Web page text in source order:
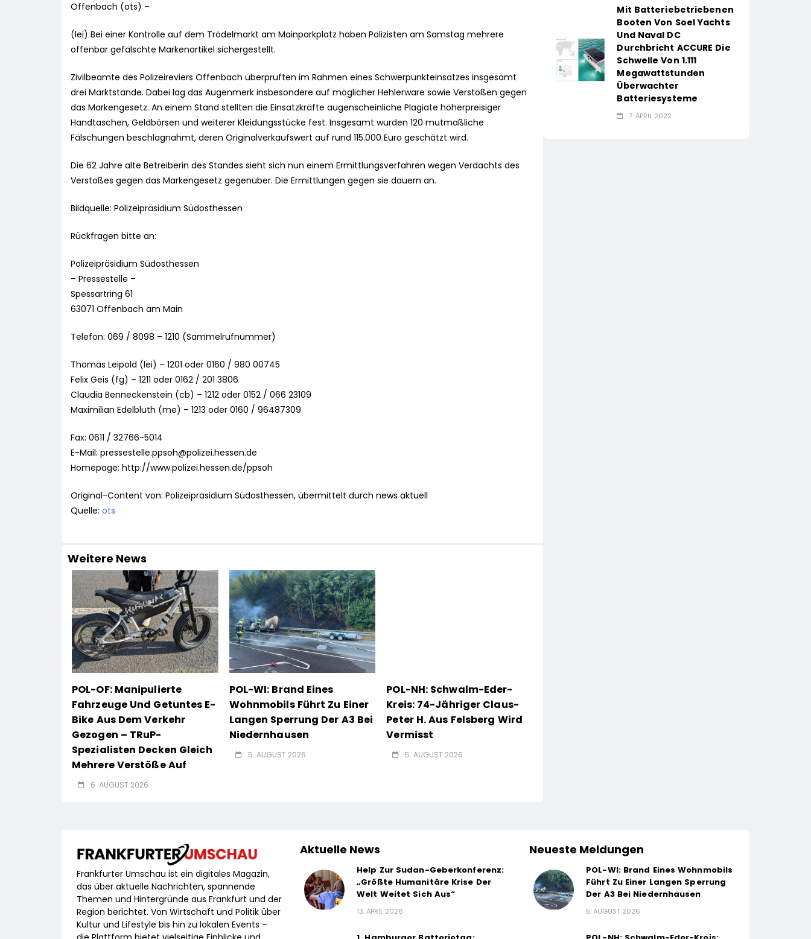
Offenbach (ots) –
(lei) Bei einer Kontrolle auf dem Trödelmarkt am Mainparkplatz haben Polizisten am Samstag mehrere
offenbar gefälschte Markenartikel sichergestellt.
Zivilbeamte des Polizeireviers Offenbach überprüften im Rahmen eines Schwerpunkteinsatzes insgesamt
drei Marktstände. Dabei lag das Augenmerk insbesondere auf möglicher Hehlerware sowie Verstößen gegen
das Markengesetz. An einem Stand stellten die Einsatzkräfte augenscheinliche Plagiate höherpreisiger
Handtaschen, Geldbörsen und weiterer Kleidungsstücke fest. Insgesamt wurden 120 mutmaßliche
Fälschungen beschlagnahmt, deren Originalverkaufswert auf rund 115.000 Euro geschätzt wird.
Die 62 Jahre alte Betreiberin des Standes sieht sich nun einem Ermittlungsverfahren wegen Verdachts des
Verstoßes gegen das Markengesetz gegenüber. Die Ermittlungen gegen sie dauern an.
Bildquelle: Polizeipräsidium Südosthessen
Rückfragen bitte an:
Polizeipräsidium Südosthessen
– Pressestelle –
Spessartring 61
63071 Offenbach am Main
Telefon: 069 / 8098 – 1210 (Sammelrufnummer)
Thomas Leipold (lei) – 1201 oder 0160 / 980 00745
Felix Geis (fg) – 1211 oder 0162 / 201 3806
Claudia Benneckenstein (cb) – 1212 oder 0152 / 066 23109
Maximilian Edelbluth (me) – 1213 oder 0160 / 96487309
Fax: 0611 / 32766-5014
E-Mail: pressestelle.ppsoh@polizei.hessen.de
Homepage: http://www.polizei.hessen.de/ppsoh
Original-Content von: Polizeipräsidium Südosthessen, übermittelt durch news aktuell
Quelle: ots
Weitere News
POL-OF: Manipulierte
Fahrzeuge Und Getuntes E-
Bike Aus Dem Verkehr
Gezogen – TRuP-
Spezialisten Decken Gleich
Mehrere Verstöße Auf
6. AUGUST 2026
POL-WI: Brand Eines
Wohnmobils Führt Zu Einer
Langen Sperrung Der A3 Bei
Niedernhausen
5. AUGUST 2026
POL-NH: Schwalm-Eder-
Kreis: 74-Jähriger Claus-
Peter H. Aus Felsberg Wird
Vermisst
5. AUGUST 2026
Mit Batteriebetriebenen
Booten Von Soel Yachts
Und Naval DC
Durchbricht ACCURE Die
Schwelle Von 1.111
Megawattstunden
Überwachter
Batteriesysteme
7. APRIL 2022
Frankfurter Umschau ist ein digitales Magazin,
das über aktuelle Nachrichten, spannende
Themen und Hintergründe aus Frankfurt und der
Region berichtet. Von Wirtschaft und Politik über
Kultur und Lifestyle bis hin zu lokalen Events –
Aktuelle News
Help Zur Sudan-Geberkonferenz:
„Größte Humanitäre Krise Der
Welt Weitet Sich Aus“
13. APRIL 2026
Neueste Meldungen
POL-WI: Brand Eines Wohnmobils
Führt Zu Einer Langen Sperrung
Der A3 Bei Niedernhausen
5. AUGUST 2026